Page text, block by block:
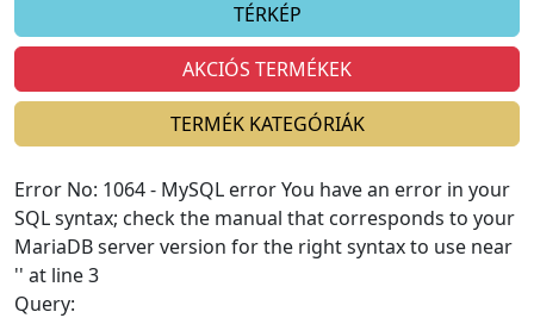
TÉRKÉP
AKCIÓS TERMÉKEK
TERMÉK KATEGÓRIÁK
Error No: 1064 - MySQL error You have an error in your
SQL syntax; check the manual that corresponds to your
MariaDB server version for the right syntax to use near
'' at line 3
Query: